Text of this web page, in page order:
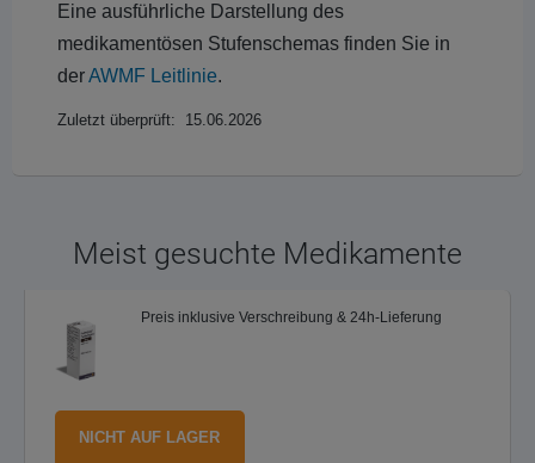
Eine ausführliche Darstellung des
medikamentösen Stufenschemas finden Sie in
derAWMF Leitlinie.
Zuletzt überprüft: 15.06.2026
Meist gesuchte Medikamente
Preis inklusive Verschreibung & 24h-Lieferung
NICHT AUF LAGER